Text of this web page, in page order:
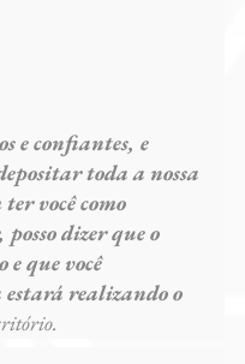
e confiantes, e
toda a nossa
você como
dizer que o
e que você
estará realizando o